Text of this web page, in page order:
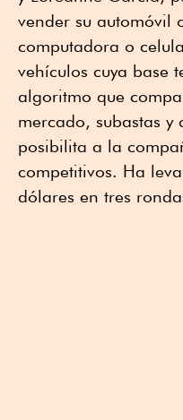
vender su automóvil
computadora o
vehículos cuya base
algoritmo que
mercado, subastas y
posibilita a la
competitivos. Ha
dólares en tres